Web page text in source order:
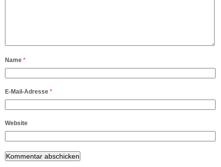
Name *
E-Mail-Adresse *
Website